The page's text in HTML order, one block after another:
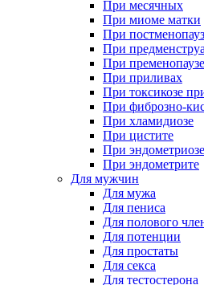
При месячных
При миоме матки
При
При
При пременопаузе
При приливах
При токсикозе
При фиброзно-
При хламидиозе
При цистите
При эндометриозе
При эндометрите
Для мужчин
Для мужа
Для пениса
Для полового
Для потенции
Для простаты
Для секса
Для тестостерона